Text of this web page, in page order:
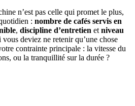
n’est pas celle qui promet le plus,
: nombre de cafés servis en
, discipline d’entretien et niveau
vous deviez ne retenir qu’une chose
contrainte principale : la vitesse du
ou la tranquillité sur la durée ?